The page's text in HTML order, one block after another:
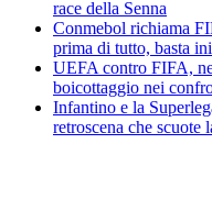
race della Senna
Conmebol richiama
prima di tutto, basta
UEFA contro FIFA,
boicottaggio nei
Infantino e la
retroscena che scuote